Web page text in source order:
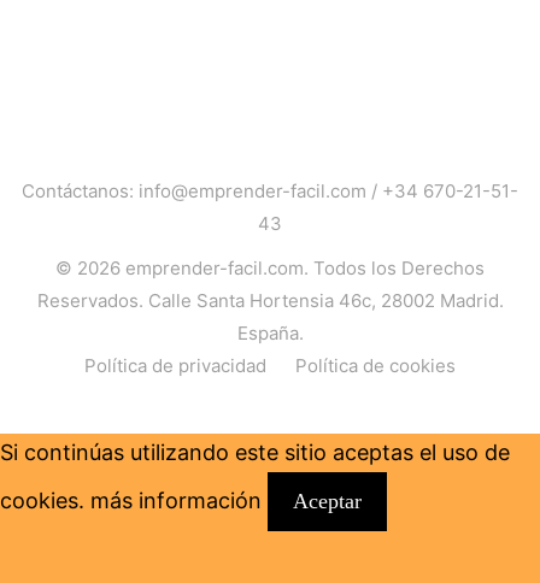
Contáctanos: info@emprender-facil.com / +34 670-21-51-
43
© 2026 emprender-facil.com. Todos los Derechos
Reservados. Calle Santa Hortensia 46c, 28002 Madrid.
España.
Política de privacidad
Política de cookies
Si continúas utilizando este sitio aceptas el uso de
cookies. más información Aceptar